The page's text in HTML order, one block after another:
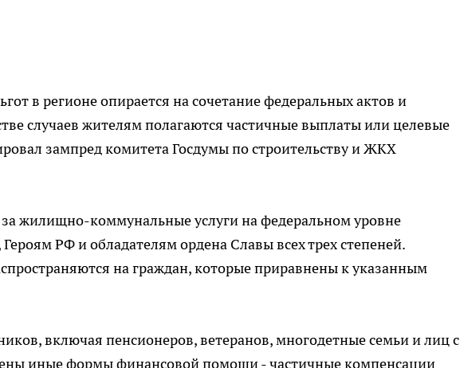
в регионе опирается на сочетание федеральных актов и
случаев жителям полагаются частичные выплаты или целевые
зампред комитета Госдумы по строительству и ЖКХ
жилищно-коммунальные услуги на федеральном уровне
РФ и обладателям ордена Славы всех трех степеней.
на граждан, которые приравнены к указанным
включая пенсионеров, ветеранов, многодетные семьи и лиц с
иные формы финансовой помощи - частичные компенсации